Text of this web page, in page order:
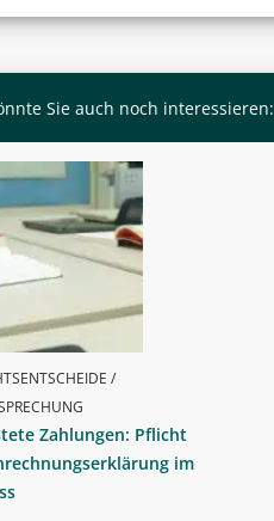
Sie auch noch interessieren:
/
Zahlungen: Pflicht
im